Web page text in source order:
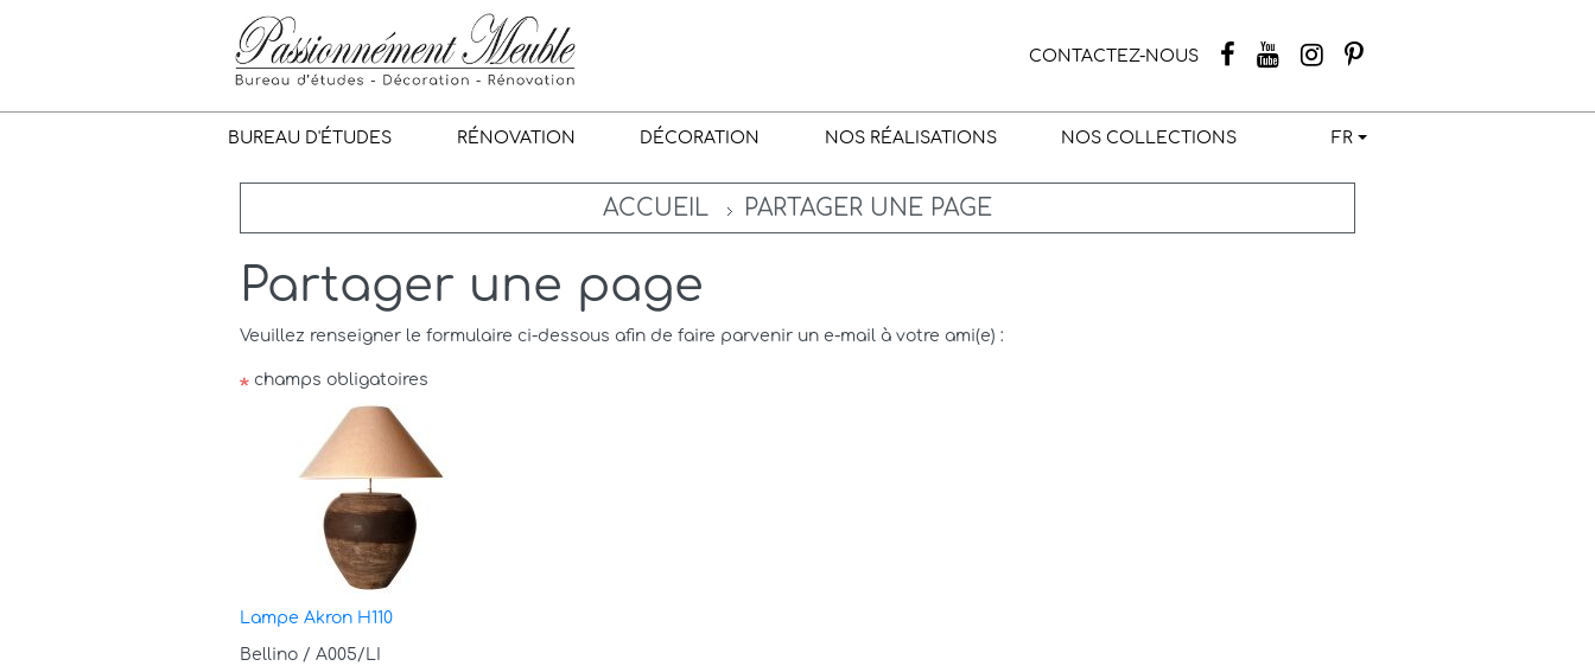
CONTACTEZ-NOUS
BUREAU D'ÉTUDES RÉNOVATION DÉCORATION NOS RÉALISATIONS NOS COLLECTIONS FR
ACCUEIL PARTAGER UNE PAGE
Partager une page
Veuillez renseigner le formulaire ci-dessous afin de faire parvenir un e-mail à votre ami(e) :
champs obligatoires
Lampe Akron H110
Bellino / A005/LI